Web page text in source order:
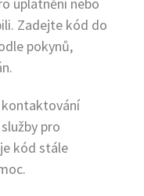
uplatnění nebo
Zadejte kód do
pokynů,
kontaktování
pro
kód stále